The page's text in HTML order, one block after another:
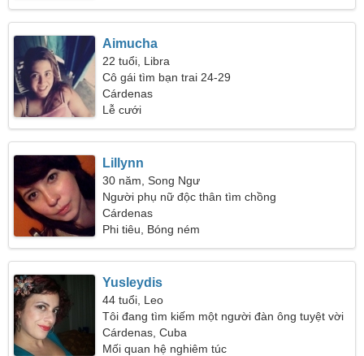
Aimucha
22 tuổi, Libra
Cô gái tìm bạn trai 24-29
Cárdenas
Lễ cưới
Lillynn
30 năm, Song Ngư
Người phụ nữ độc thân tìm chồng
Cárdenas
Phi tiêu, Bóng ném
Yusleydis
44 tuổi, Leo
Tôi đang tìm kiếm một người đàn ông tuyệt vời
để khiêu vũ cùng nhau
Cárdenas, Cuba
Mối quan hệ nghiêm túc